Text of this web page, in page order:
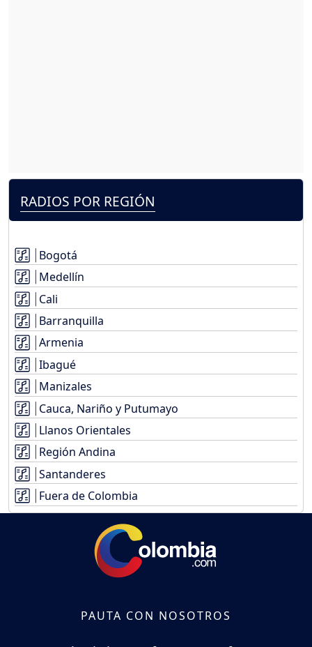
RADIOS POR REGIÓN
Bogotá
Medellín
Cali
Barranquilla
Armenia
Ibagué
Manizales
Cauca, Nariño y Putumayo
Llanos Orientales
Región Andina
Santanderes
Fuera de Colombia
PAUTA CON NOSOTROS